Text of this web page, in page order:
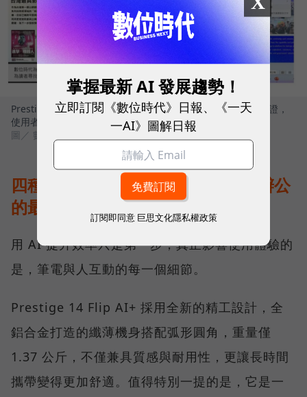
Prestige 14 Flip AI+完美符合 Windows Copilot+ PC 架構認證，
使用者可解鎖多項雲端無法執行的關鍵功能
圖／ 數位時代
四種模式自由切換，完美補足行動辦公
的最後一哩路
用 AI 提升效率只是第一步，真正影響使用體驗的
是，筆電與人互動的每一個細節。
Prestige 14 Flip AI+ 採用全新的精工設計，全
鋁合金打造的纖薄機身搭配弧形圓角，重量僅
1.37 公斤，不僅兼具質感與耐用性，更讓長時間
攜帶變得更加舒適。值得特別一提的是，它是一
掌握最新 AI 發展趨勢！
立即訂閱《數位時代》日報、《一天
一AI》圖解日報
訂閱即同意 巨思文化隱私權政策